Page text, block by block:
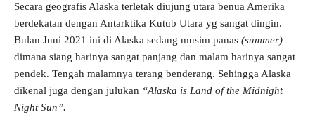
Secara geografis Alaska terletak diujung utara benua Amerika
berdekatan dengan Antarktika Kutub Utara yg sangat dingin.
Bulan Juni 2021 ini di Alaska sedang musim panas (summer)
dimana siang harinya sangat panjang dan malam harinya sangat
pendek. Tengah malamnya terang benderang. Sehingga Alaska
dikenal juga dengan julukan “Alaska is Land of the Midnight
Night Sun”.